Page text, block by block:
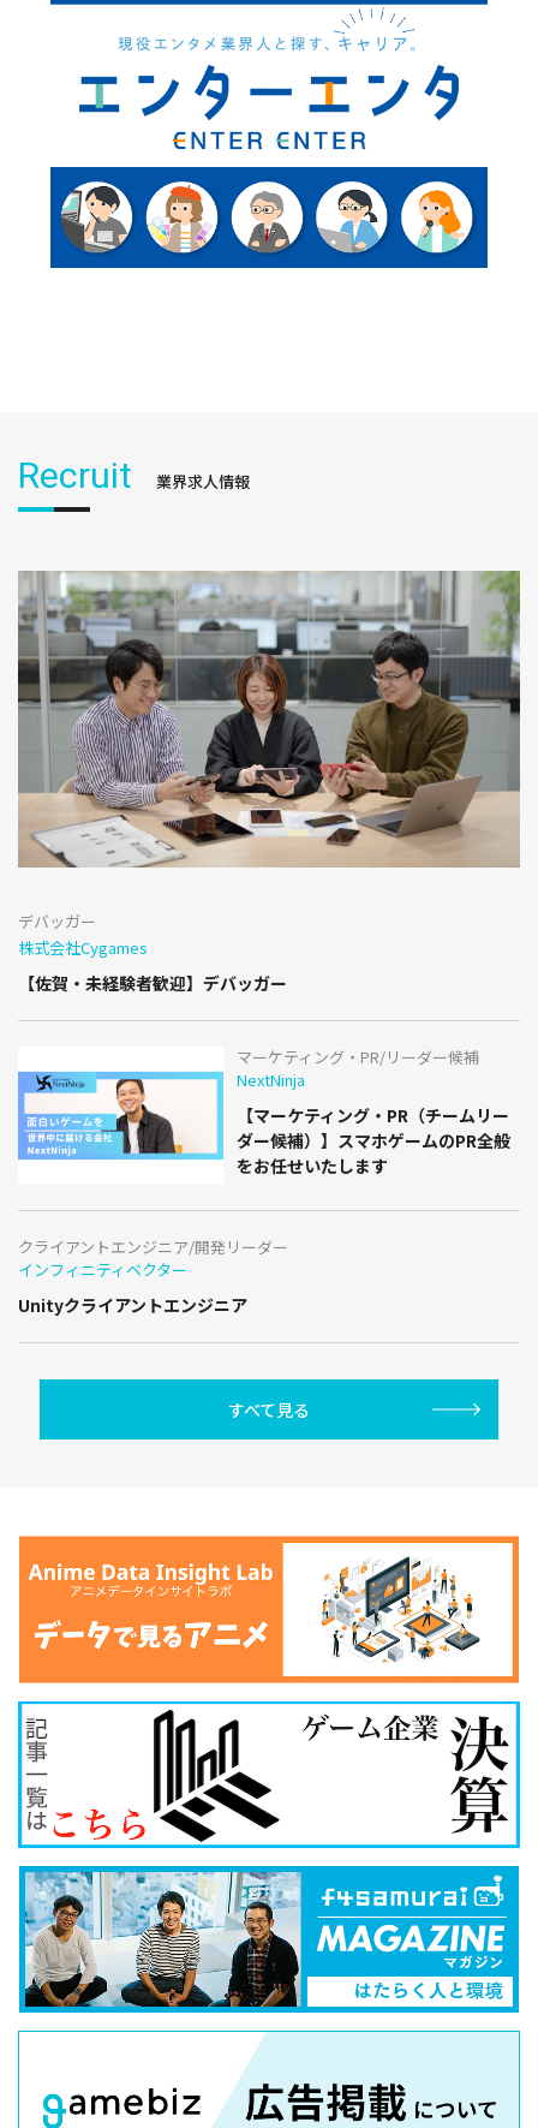
Recruit 業界求人情報
デバッガー
株式会社Cygames
【佐賀・未経験者歓迎】デバッガー
マーケティング・PR/リーダー候補
NextNinja
【マーケティング・PR（チームリー
ダー候補）】スマホゲームのPR全般
をお任せいたします
クライアントエンジニア/開発リーダー
インフィニティベクター
Unityクライアントエンジニア
すべて見る